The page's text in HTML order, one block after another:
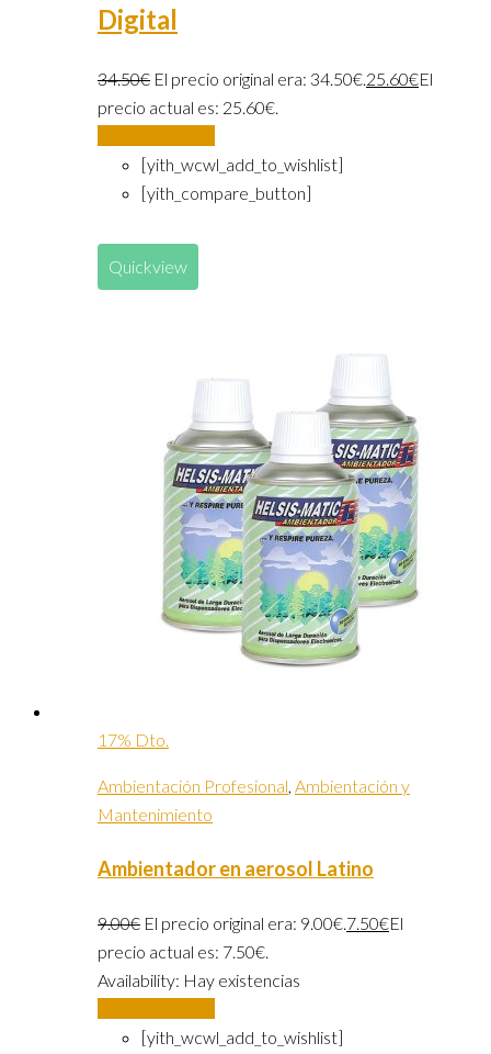
Digital
34.50€ El precio original era: 34.50€.25.60€El
precio actual es: 25.60€.
[yith_wcwl_add_to_wishlist]
[yith_compare_button]
Quickview
17% Dto.
Ambientación Profesional, Ambientación y
Mantenimiento
Ambientador en aerosol Latino
9.00€ El precio original era: 9.00€.7.50€El
precio actual es: 7.50€.
Availability: Hay existencias
[yith_wcwl_add_to_wishlist]